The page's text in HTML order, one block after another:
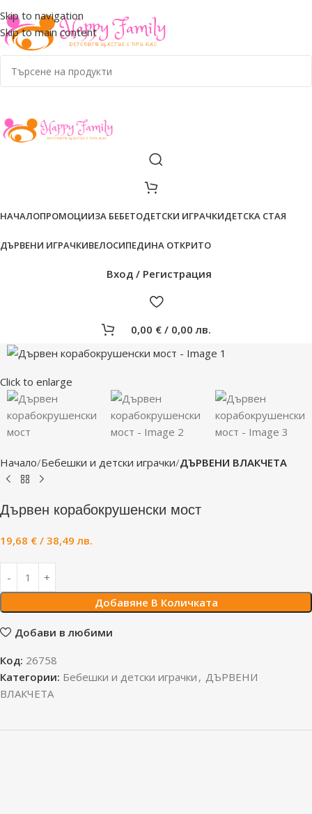
Skip to navigation
Skip to main content
НАЧАЛОПРОМОЦИИЗА БЕБЕТОДЕТСКИ ИГРАЧКИДЕТСКА СТАЯ
ДЪРВЕНИ ИГРАЧКИВЕЛОСИПЕДИНА ОТКРИТО
Вход / Регистрация
0,00 € / 0,00 лв.
Click to enlarge
Начало Бебешки и детски играчки ДЪРВЕНИ ВЛАКЧЕТА
Дървен корабокрушенски мост
19,68 € / 38,49 лв.
Добавяне В Количката
Добави в любими
Код: 26758
Категории: Бебешки и детски играчки , ДЪРВЕНИ
ВЛАКЧЕТА